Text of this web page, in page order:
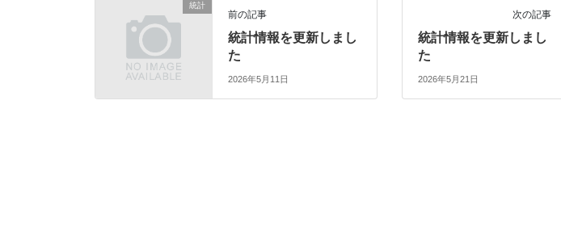
統計
前の記事
統計情報を更新しまし
た
2026年5月11日
次の記事
統計情報を更新しまし
た
2026年5月21日